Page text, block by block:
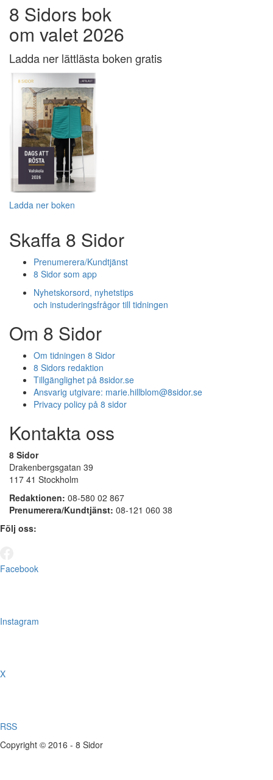
8 Sidors bok
om valet 2026
Ladda ner lättlästa boken gratis
Ladda ner boken
Skaffa 8 Sidor
Prenumerera/Kundtjänst
8 Sidor som app
Nyhetskorsord, nyhetstips
och instuderingsfrågor till tidningen
Om 8 Sidor
Om tidningen 8 Sidor
8 Sidors redaktion
Tillgänglighet på 8sidor.se
Ansvarig utgivare: marie.hillblom@8sidor.se
Privacy policy på 8 sidor
Kontakta oss
8 Sidor
Drakenbergsgatan 39
117 41 Stockholm
Redaktionen: 08-580 02 867
Prenumerera/Kundtjänst: 08-121 060 38
Följ oss:
Facebook
Instagram
X
RSS
Copyright © 2016 - 8 Sidor